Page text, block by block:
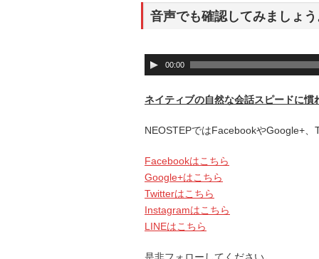
音声でも確認してみましょ
音
声
プ
ー
ー
00:00
ネイティブの自然な会話スピードに
NEOSTEPではFacebookやGoogle+
Facebookはこちら
Google+はこちら
Twitterはこちら
Instagramはこちら
LINEはこちら